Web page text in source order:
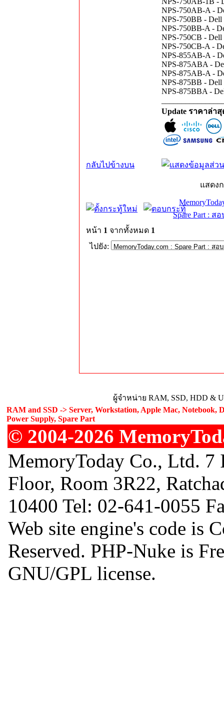
NPS-750AB-A -
NPS-750BB - Dell
NPS-750BB-A -
NPS-750CB - Dell
NPS-750CB-A -
NPS-855AB-A -
NPS-875ABA -
NPS-875AB-A -
NPS-875BB - Dell
NPS-875BBA -
Update ราคาล่า
กลับไปข้างบน
แสดง
Spare Part : ส
หน้า 1 จากทั้งหมด 1
ไปยัง:
ผู้จำหน่าย RAM, SSD, HDD &
RAM and SSD -> Server, Workstation, Apple Mac, Notebook,
Power Supply, Spare Part
© 2004-2026
MemoryToday Co., Ltd.
Floor, Room 3R22,
10400 Tel: 02-641-0055
Web site engine's code is
Reserved. PHP-Nuke is
GNU/GPL license.